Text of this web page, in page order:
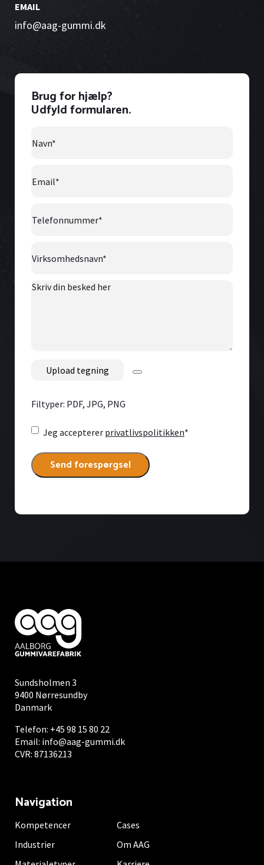
EMAIL
info@aag-gummi.dk
Brug for hjælp?
Udfyld formularen.
Skriv
Filtyper: PDF, JPG, PNG
Consent*
Jeg accepterer privatlivspolitikken*
Sundsholmen 3
9400 Nørresundby
Danmark
Telefon: +45 98 15 80 22
Email: info@aag-gummi.dk
CVR: 87136213
Navigation
Kompetencer
Industrier
Cases
Om AAG